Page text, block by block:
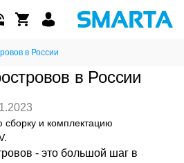
в России
в России
и комплектацию
- это большой шаг в